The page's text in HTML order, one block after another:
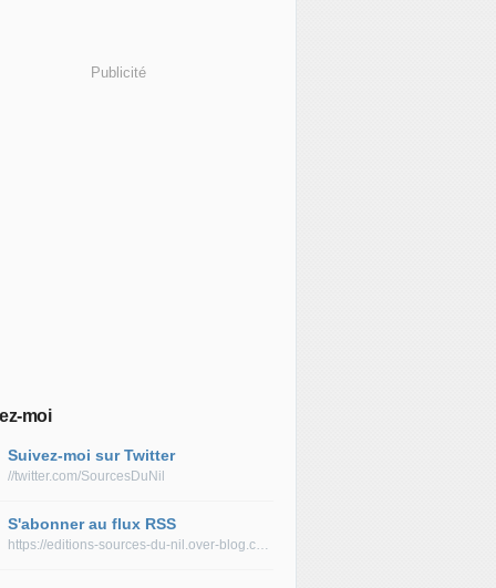
Publicité
moi
Suivez-moi sur Twitter
//twitter.com/SourcesDuNil
S'abonner au flux RSS
https://editions-sources-du-nil.over-blog.com/rss